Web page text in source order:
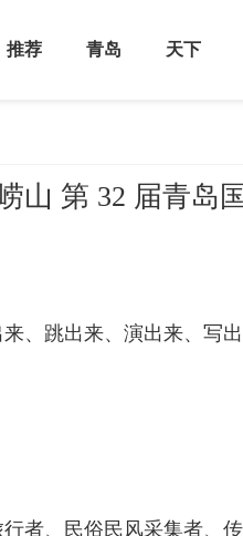
推荐 青岛 天下
山 第 32 届青岛
来、跳出来、演出来、写
者、民俗民风采集者、